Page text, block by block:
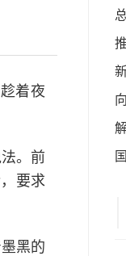
着夜
。前
要求
黑的
功